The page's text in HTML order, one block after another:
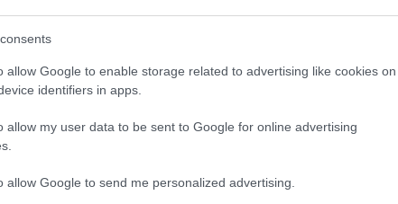
allow Google to enable storage related to advertising like cookies on
identifiers in apps.
allow my user data to be sent to Google for online advertising
allow Google to send me personalized advertising.
00000113-44920004.